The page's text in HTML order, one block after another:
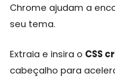
Chrome ajudam a
seu tema.
Extraia e insira o CSS
cabeçalho para